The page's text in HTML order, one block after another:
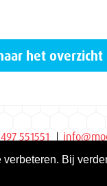
Bij
het overzicht
551551
Privacyverklaring